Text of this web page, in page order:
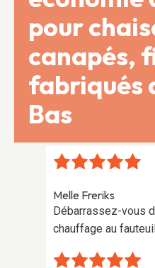
pour
canapés,
fabriqués
Bas
Melle Freriks
Débarrassez-vous
chauffage au